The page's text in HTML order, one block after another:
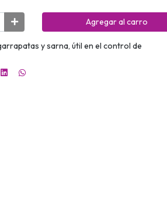
Agregar al carro
y sarna, útil en el control de